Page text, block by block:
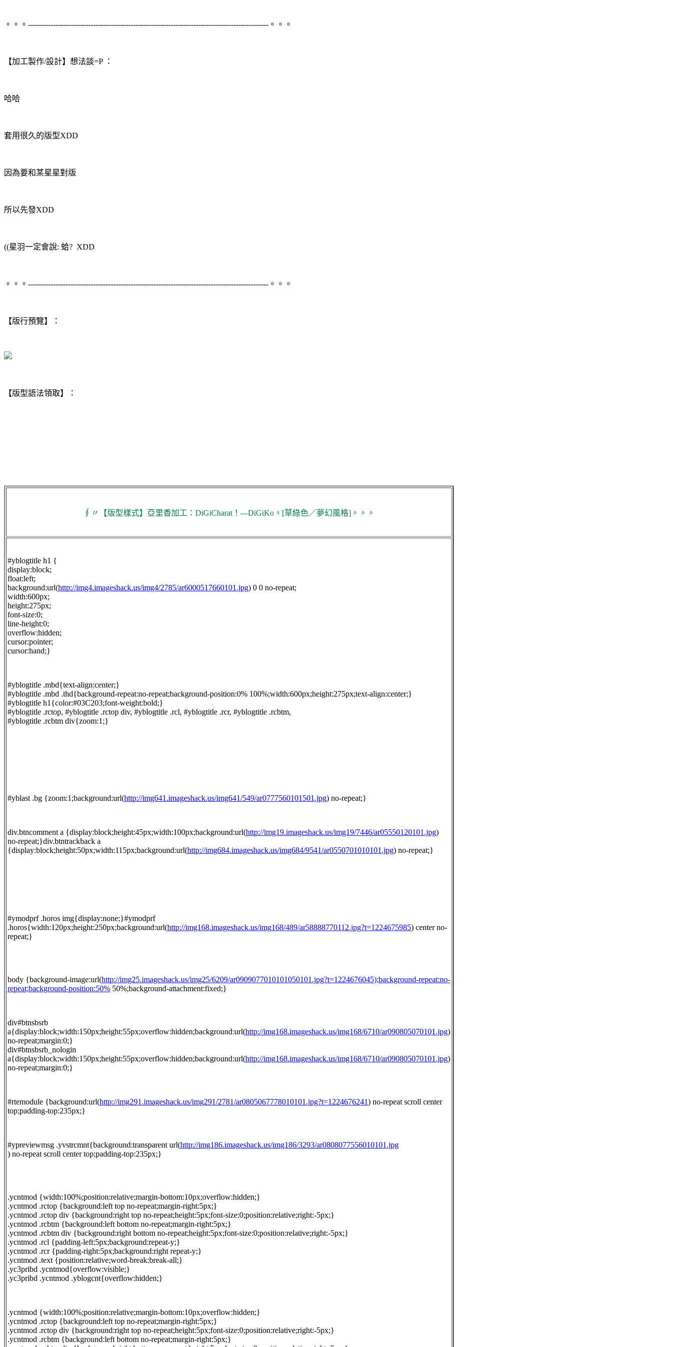
。。。------------------------------------------------------------------------------------------------。。。
【加工製作/設計】想法談=P ：
哈哈
套用很久的版型XDD
因為要和某星星對版
所以先發XDD
((星羽一定會說: 蛤? XDD
。。。------------------------------------------------------------------------------------------------。。。
【版行預覽】：
【版型語法領取】：
∮〃【版型樣式】亞里香加工：DiGiCharat！---DiGiKo。[草綠色／夢幻風格]。。。
#yblogtitle h1 {
display:block;
float:left;
background:url(http://img4.imageshack.us/img4/2785/ar6000517660101.jpg) 0 0 no-repeat;
width:600px;
height:275px;
font-size:0;
line-height:0;
overflow:hidden;
cursor:pointer;
cursor:hand;}
#yblogtitle .mbd{text-align:center;}
#yblogtitle .mbd .thd{background-repeat:no-repeat;background-position:0% 100%;width:600px;height:275px;text-align:center;}
#yblogtitle h1{color:#03C203;font-weight:bold;}
#yblogtitle .rctop, #yblogtitle .rctop div, #yblogtitle .rcl, #yblogtitle .rcr, #yblogtitle .rcbtm,
#yblogtitle .rcbtm div{zoom:1;}
#yblast .bg {zoom:1;background:url(http://img641.imageshack.us/img641/549/ar0777560101501.jpg) no-repeat;}
div.btncomment a {display:block;height:45px;width:100px;background:url(http://img19.imageshack.us/img19/7446/ar05550120101.jpg)
no-repeat;}div.btntrackback a
{display:block;height:50px;width:115px;background:url(http://img684.imageshack.us/img684/9541/ar0550701010101.jpg) no-repeat;}
#ymodprf .horos img{display:none;}#ymodprf
.horos{width:120px;height:250px;background:url(http://img168.imageshack.us/img168/489/ar58888770112.jpg?t=1224675985) center no-
repeat;}
body {background-image:url(http://img25.imageshack.us/img25/6209/ar0909077010101050101.jpg?t=1224676045);background-repeat:no-
repeat;background-position:50% 50%;background-attachment:fixed;}
div#btnsbsrb
a{display:block;width:150px;height:55px;overflow:hidden;background:url(http://img168.imageshack.us/img168/6710/ar090805070101.jpg)
no-repeat;margin:0;}
div#btnsbsrb_nologin
a{display:block;width:150px;height:55px;overflow:hidden;background:url(http://img168.imageshack.us/img168/6710/ar090805070101.jpg)
no-repeat;margin:0;}
#rtemodule {background:url(http://img291.imageshack.us/img291/2781/ar0805067778010101.jpg?t=1224676241) no-repeat scroll center
top;padding-top:235px;}
#ypreviewmsg .yvstrcmnt{background:transparent url(http://img186.imageshack.us/img186/3293/ar0808077556010101.jpg
) no-repeat scroll center top;padding-top:235px;}
.ycntmod {width:100%;position:relative;margin-bottom:10px;overflow:hidden;}
.ycntmod .rctop {background:left top no-repeat;margin-right:5px;}
.ycntmod .rctop div {background:right top no-repeat;height:5px;font-size:0;position:relative;right:-5px;}
.ycntmod .rcbtm {background:left bottom no-repeat;margin-right:5px;}
.ycntmod .rcbtm div {background:right bottom no-repeat;height:5px;font-size:0;position:relative;right:-5px;}
.ycntmod .rcl {padding-left:5px;background:repeat-y;}
.ycntmod .rcr {padding-right:5px;background:right repeat-y;}
.ycntmod .text {position:relative;word-break:break-all;}
.yc3pribd .ycntmod{overflow:visible;}
.yc3pribd .ycntmod .yblogcnt{overflow:hidden;}
.ycntmod {width:100%;position:relative;margin-bottom:10px;overflow:hidden;}
.ycntmod .rctop {background:left top no-repeat;margin-right:5px;}
.ycntmod .rctop div {background:right top no-repeat;height:5px;font-size:0;position:relative;right:-5px;}
.ycntmod .rcbtm {background:left bottom no-repeat;margin-right:5px;}